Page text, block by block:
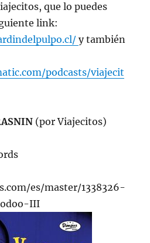
que lo puedes
link:
y también
podcasts/viajecit
(por Viajecitos)
es/master/1338326-
III